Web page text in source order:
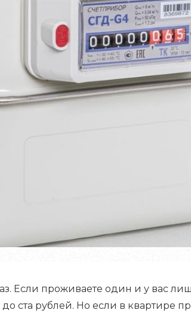
Если проживаете один и у вас
ста рублей. Но если в квартире